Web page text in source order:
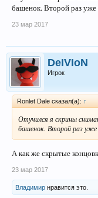
башенок. Второй раз уже
23 мар 2017
DeIVIoN
Игрок
Ronlet Dale сказал(а): ↑
Отучился я скрины
башенок. Второй раз
А как же скрытые
23 мар 2017
Владимир нравится это.